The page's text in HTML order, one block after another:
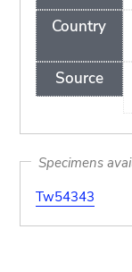
Country
Source
Specimens
Tw54343